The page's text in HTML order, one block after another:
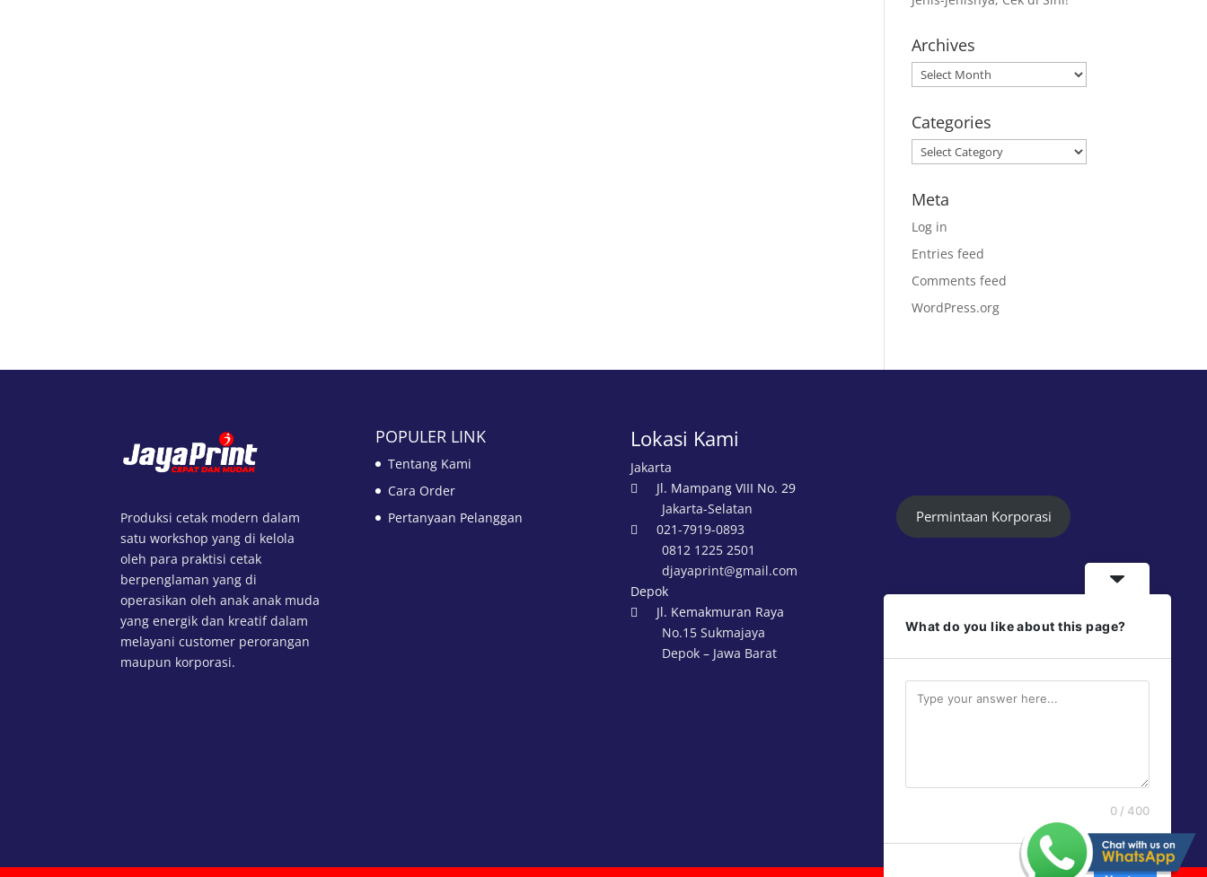
Archives
Archives
Categories
Categories
Meta
Log in
Entries feed
Comments feed
WordPress.org
Produksi cetak modern dalam
satu workshop yang di kelola
oleh para praktisi cetak
berpenglaman yang di
operasikan oleh anak anak muda
yang energik dan kreatif dalam
melayani customer perorangan
maupun korporasi.
POPULER LINK
Tentang Kami
Cara Order
Pertanyaan Pelanggan
Lokasi Kami
Jakarta

Jl. Mampang VIII No. 29
Jakarta-Selatan

021-7919-0893
0812 1225 2501
djayaprint@gmail.com
Depok

Jl. Kemakmuran Raya
No.15 Sukmajaya
Depok – Jawa Barat
Permintaan Korporasi
Follow Us
Jayaprint
What do you like about this page?
0 / 400